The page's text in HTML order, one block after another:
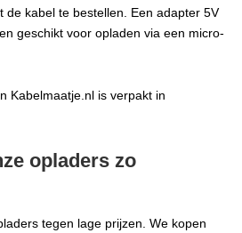
de kabel te bestellen. Een adapter 5V
geschikt voor opladen via een micro-
Kabelmaatje.nl is verpakt in
opladers zo
tegen lage prijzen. We kopen